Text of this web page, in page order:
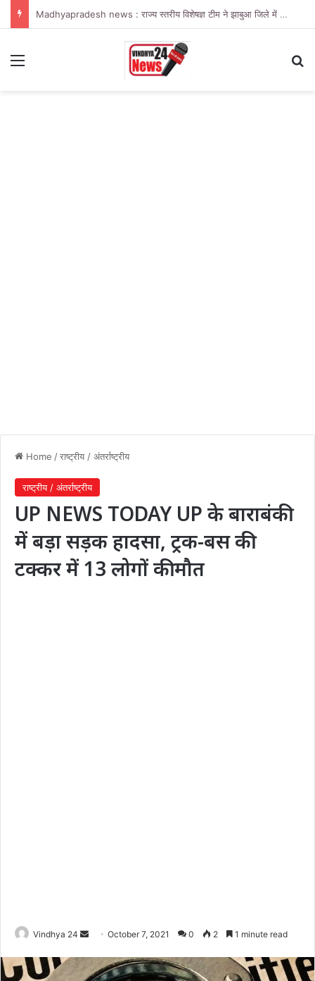
Madhyapradesh news : राज्य स्तरीय विशेषज्ञ टीम ने झाबुआ जिले में नियमित टीकाकरण एवं मीजल्स प्रकोप की विस्तृत समीक्षा की
Menu
Home /राष्ट्रीय / अंतर्राष्ट्रीय
राष्ट्रीय / अंतर्राष्ट्रीय
UP NEWS TODAY UP के बाराबंकी
में बड़ा सड़क हादसा, ट्रक-बस की
टक्कर में 13 लोगों की मौत
Vindhya 24
Send
email
October 7, 2021 0 2 1 minute read